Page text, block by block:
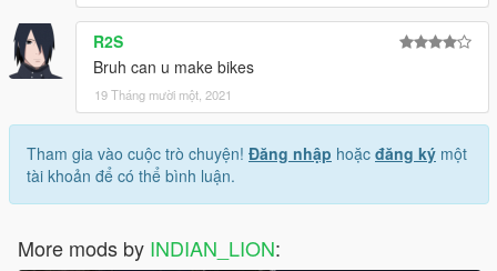
R2S
Bruh can u make bikes
19 Tháng mười một, 2021
Tham gia vào cuộc trò chuyện! Đăng nhập hoặc đăng ký một
tài khoản để có thể bình luận.
More mods by INDIAN_LION: